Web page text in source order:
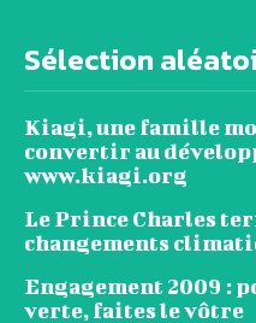
Sélection
Kiagi, une famille
convertir au
www.kiagi.org
Le Prince Charles
changements
Engagement 2009 :
verte, faites le vôtre